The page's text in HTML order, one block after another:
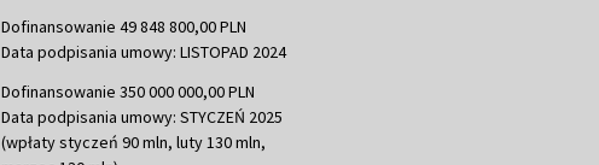
Dofinansowanie 49 848 800,00 PLN
Data podpisania umowy: LISTOPAD 2024
Dofinansowanie 350 000 000,00 PLN
Data podpisania umowy: STYCZEŃ 2025
(wpłaty styczeń 90 mln, luty 130 mln,